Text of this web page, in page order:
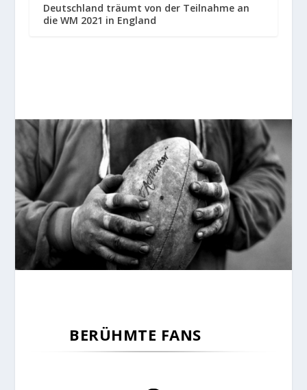
Deutschland träumt von der Teilnahme an
die WM 2021 in England
BERÜHMTE FANS